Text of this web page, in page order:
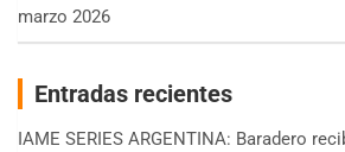
marzo 2026
Entradas recientes
IAME SERIES ARGENTINA: Baradero